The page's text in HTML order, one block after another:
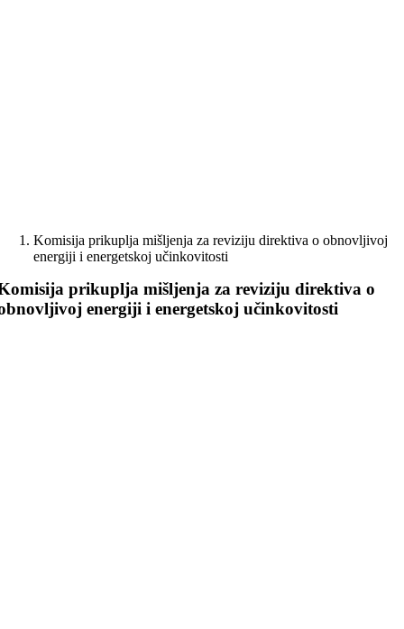
Komisija prikuplja mišljenja za reviziju direktiva o obnovljivoj
energiji i energetskoj učinkovitosti
prikuplja mišljenja za reviziju direktiva o
energiji i energetskoj učinkovitosti